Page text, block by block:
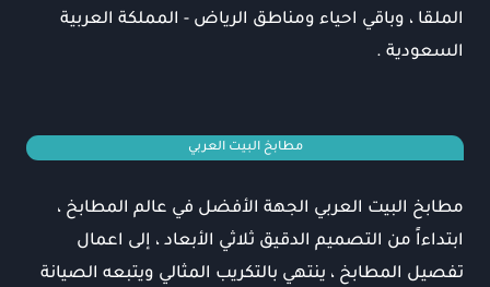
الملقا ، وباقي احياء ومناطق الرياض - المملكة العربية
السعودية .
مطابخ البيت العربي
مطابخ البيت العربي الجهة الأفضل في عالم المطابخ ،
ابتداءاً من التصميم الدقيق ثلاثي الأبعاد ، إلى اعمال
تفصيل المطابخ ، ينتهي بالتكريب المثالي ويتبعه الصيانة